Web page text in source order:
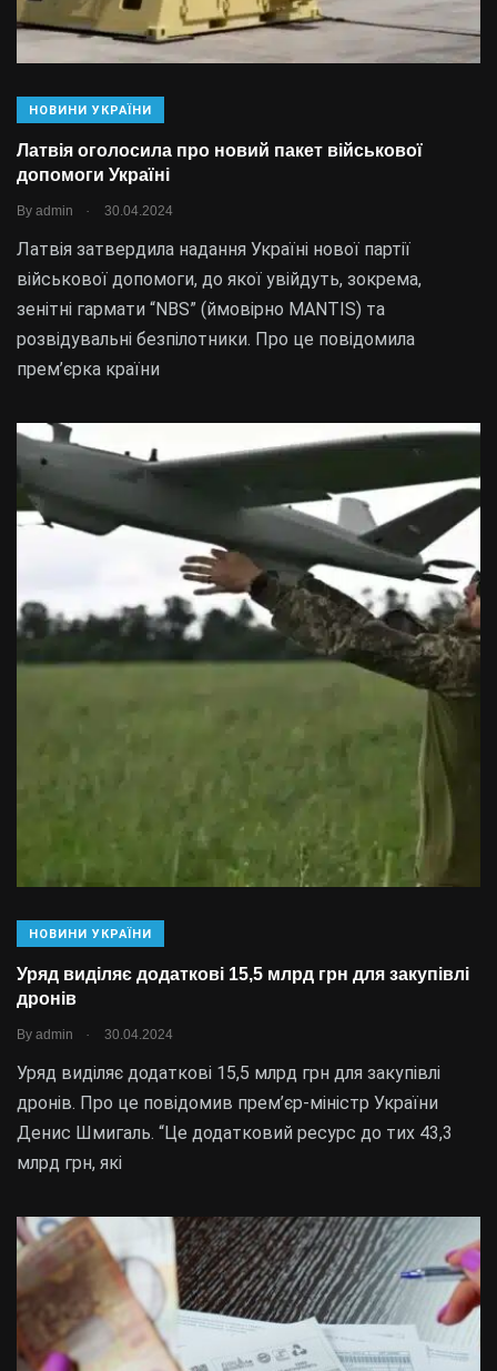
НОВИНИ УКРАЇНИ
Латвія оголосила про новий пакет військової
допомоги Україні
By admin 30.04.2024
Латвія затвердила надання Україні нової партії
військової допомоги, до якої увійдуть, зокрема,
зенітні гармати “NBS” (ймовірно MANTIS) та
розвідувальні безпілотники. Про це повідомила
прем’єрка країни
НОВИНИ УКРАЇНИ
Уряд виділяє додаткові 15,5 млрд грн для закупівлі
дронів
By admin 30.04.2024
Уряд виділяє додаткові 15,5 млрд грн для закупівлі
дронів. Про це повідомив прем’єр-міністр України
Денис Шмигаль. “Це додатковий ресурс до тих 43,3
млрд грн, які